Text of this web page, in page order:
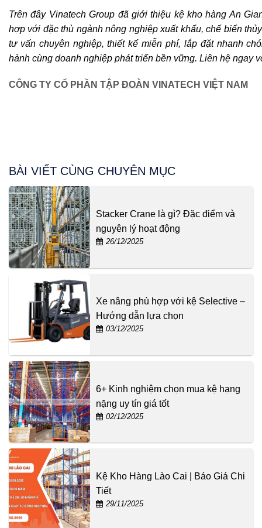
Trên đây Vinatech Group đã giới thiệu kệ kho hàng An
hợp với đặc thù ngành nông nghiệp xuất khẩu, chế biến
tư vấn chuyên nghiệp, thiết kế miễn phí, lắp đặt nhanh
hành cùng doanh nghiệp phát triển bền vững. Liên hệ ngay
CÔNG TY CỔ PHẦN TẬP ĐOÀN VINATECH VIỆT NAM
BÀI VIẾT CÙNG CHUYÊN MỤC
Stacker Crane là gì? Đặc điểm và
nguyên lý hoạt động
26/12/2025
Xe nâng phù hợp với kệ Selective –
Hướng dẫn lựa chọn
03/12/2025
6+ Kinh nghiệm chọn mua kệ hạng
nặng uy tín giá tốt
02/12/2025
Kệ Kho Hàng Lào Cai | Báo Giá Chi
Tiết
29/11/2025